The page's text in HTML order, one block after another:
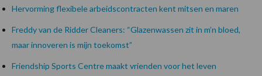
Hervorming flexibele arbeidscontracten kent mitsen en maren
Freddy van de Ridder Cleaners: “Glazenwassen zit in m’n bloed,
maar innoveren is mijn toekomst”
Friendship Sports Centre maakt vrienden voor het leven